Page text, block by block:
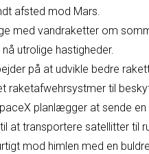
afsted mod Mars.
med vandraketter om
utrolige hastigheder.
på at udvikle bedre
raketafwehrsystmer til
planlægger at sende
at transportere satellitter til
mod himlen med en